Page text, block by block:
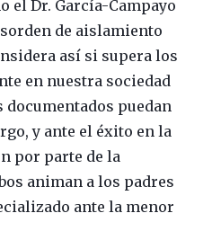
el Dr. García-Campayo
de aislamiento
así si supera los
en nuestra sociedad
documentados puedan
y ante el éxito en la
por parte de la
animan a los padres
ante la menor